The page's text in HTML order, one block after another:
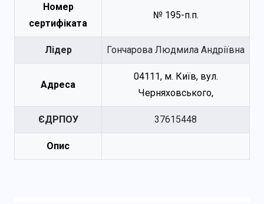
Номер
сертифіката
№ 195-п.п.
Лідер Гончарова Людмила Андріївна
Адреса
04111, м. Київ, вул.
Черняховського,
ЄДРПОУ 37615448
Опис